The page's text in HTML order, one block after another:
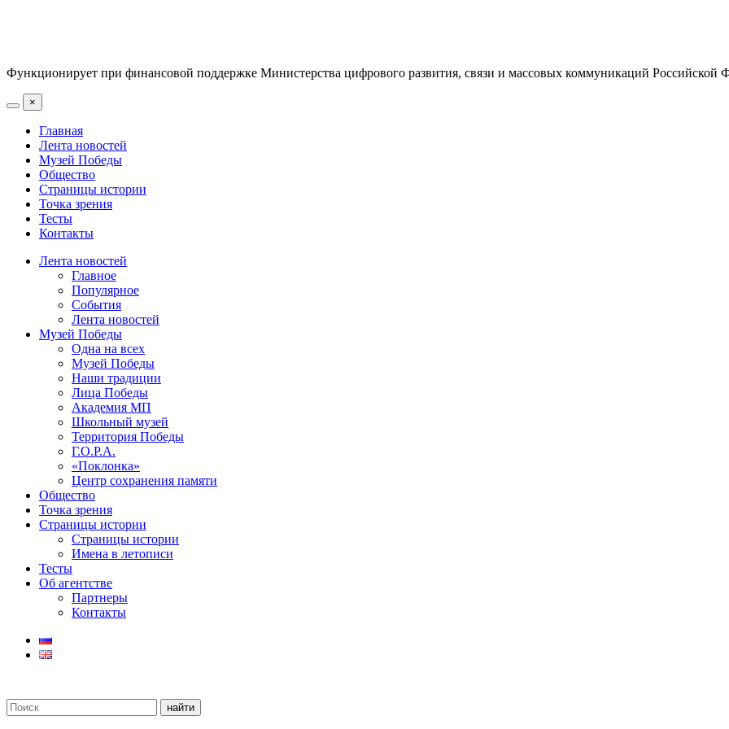
Функционирует при финансовой поддержке Министерства цифрового развития, связи и массовых коммуникаций Российской
×
Главная
Лента новостей
Музей Победы
Общество
Страницы истории
Точка зрения
Тесты
Контакты
Лента новостей
Главное
Популярное
События
Лента новостей
Музей Победы
Одна на всех
Музей Победы
Наши традиции
Лица Победы
Академия МП
Школьный музей
Территория Победы
Г.О.Р.А.
«Поклонка»
Центр сохранения памяти
Общество
Точка зрения
Страницы истории
Страницы истории
Имена в летописи
Тесты
Об агентстве
Партнеры
Контакты